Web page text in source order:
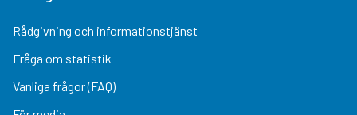
Rådgivning och informationstjänst
Fråga om statistik
Vanliga frågor (FAQ)